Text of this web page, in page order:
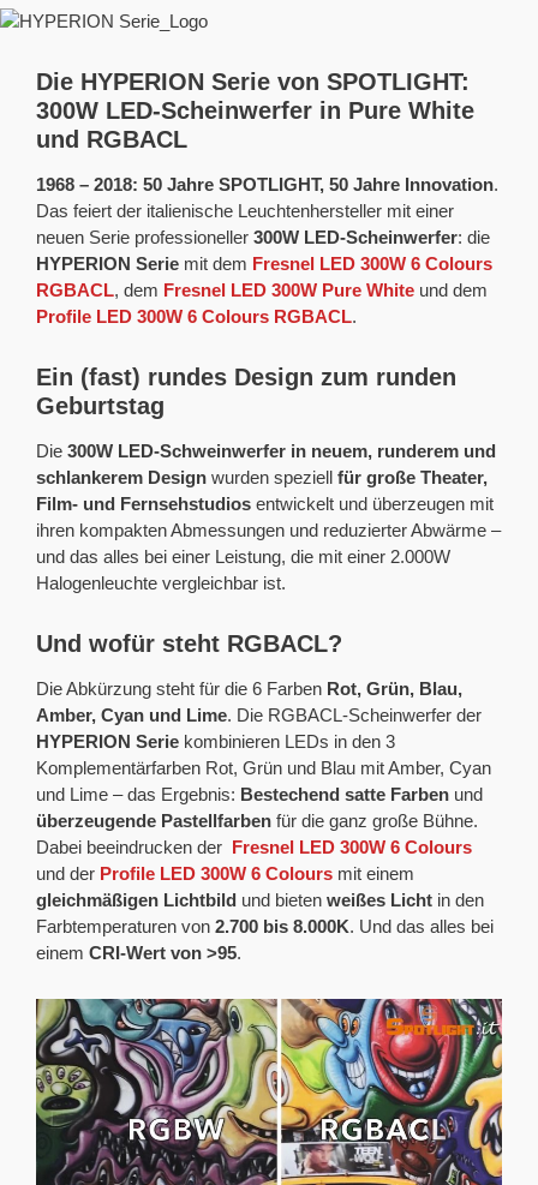
Die HYPERION Serie von SPOTLIGHT:
300W LED-Scheinwerfer in Pure White
und RGBACL
1968 – 2018: 50 Jahre SPOTLIGHT, 50 Jahre Innovation.
Das feiert der italienische Leuchtenhersteller mit einer
neuen Serie professioneller 300W LED-Scheinwerfer: die
HYPERION Serie mit dem Fresnel LED 300W 6 Colours
RGBACL, dem Fresnel LED 300W Pure White und dem
Profile LED 300W 6 Colours RGBACL.
Ein (fast) rundes Design zum runden
Geburtstag
Die 300W LED-Schweinwerfer in neuem, runderem und
schlankerem Design wurden speziell für große Theater,
Film- und Fernsehstudios entwickelt und überzeugen mit
ihren kompakten Abmessungen und reduzierter Abwärme –
und das alles bei einer Leistung, die mit einer 2.000W
Halogenleuchte vergleichbar ist.
Und wofür steht RGBACL?
Die Abkürzung steht für die 6 Farben Rot, Grün, Blau,
Amber, Cyan und Lime. Die RGBACL-Scheinwerfer der
HYPERION Serie kombinieren LEDs in den 3
Komplementärfarben Rot, Grün und Blau mit Amber, Cyan
und Lime – das Ergebnis: Bestechend satte Farben und
überzeugende Pastellfarben für die ganz große Bühne.
Dabei beeindrucken der Fresnel LED 300W 6 Colours
und der Profile LED 300W 6 Colours mit einem
gleichmäßigen Lichtbild und bieten weißes Licht in den
Farbtemperaturen von 2.700 bis 8.000K. Und das alles bei
einem CRI-Wert von >95.